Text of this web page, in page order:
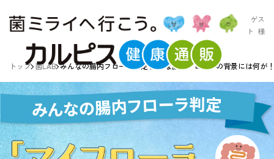
ゲス
ト 様
トップ 菌LAB みんなの腸内フローラ判定 良好な腸内フローラの背景には何が